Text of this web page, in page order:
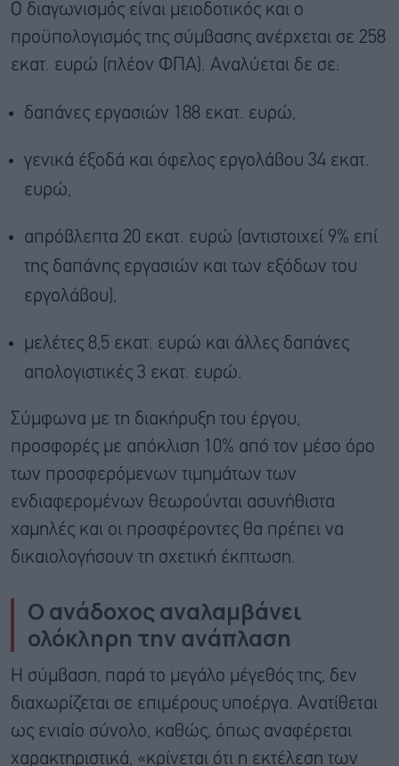
Ο διαγωνισμός είναι μειοδοτικός και ο
προϋπολογισμός της σύμβασης ανέρχεται σε 258
εκατ. ευρώ (πλέον ΦΠΑ). Αναλύεται δε σε:
δαπάνες εργασιών 188 εκατ. ευρώ,
γενικά έξοδά και όφελος εργολάβου 34 εκατ.
ευρώ,
απρόβλεπτα 20 εκατ. ευρώ (αντιστοιχεί 9% επί
της δαπάνης εργασιών και των εξόδων του
εργολάβου),
μελέτες 8,5 εκατ. ευρώ και άλλες δαπάνες
απολογιστικές 3 εκατ. ευρώ.
Σύμφωνα με τη διακήρυξη του έργου,
προσφορές με απόκλιση 10% από τον μέσο όρο
των προσφερόμενων τιμημάτων των
ενδιαφερομένων θεωρούνται ασυνήθιστα
χαμηλές και οι προσφέροντες θα πρέπει να
δικαιολογήσουν τη σχετική έκπτωση.
Ο ανάδοχος αναλαμβάνει
ολόκληρη την ανάπλαση
Η σύμβαση, παρά το μεγάλο μέγεθός της, δεν
διαχωρίζεται σε επιμέρους υποέργα. Ανατίθεται
ως ενιαίο σύνολο, καθώς, όπως αναφέρεται
χαρακτηριστικά, «κρίνεται ότι η εκτέλεση των